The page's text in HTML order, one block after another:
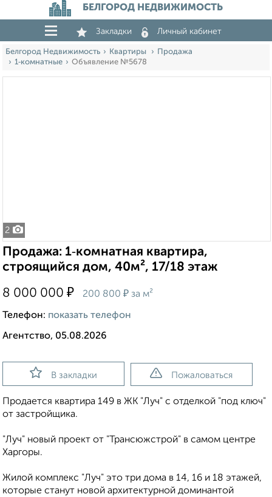
БЕЛГОРОД НЕДВИЖИМОСТЬ
Закладки Личный кабинет
Белгород Недвижимость Квартиры
Продажа
1‑комнатные
Объявление №5678
2
Продажа: 1‑комнатная квартира,
строящийся дом, 40м², 17/18 этаж
8 000 000 ₽ 200 800 ₽ за м²
Телефон: показать телефон
Агентство, 05.08.2026
В закладки Пожаловаться
Продается квартира 149 в ЖК "Луч" с отделкой "под ключ"
от застройщика.
"Луч" новый проект от "Трансюжстрой" в самом центре
Харгоры.
Жилой комплекс "Луч" это три дома в 14, 16 и 18 этажей,
которые станут новой архитектурной доминантой